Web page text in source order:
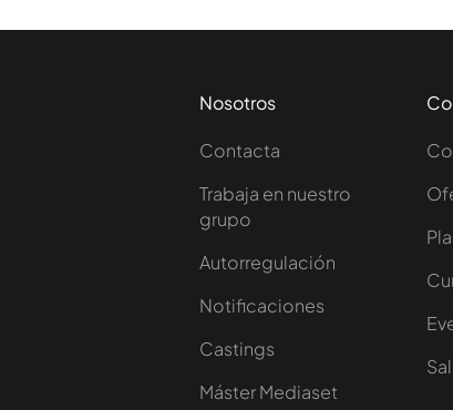
Nosotros
Contacta
Trabaja en nuestro
grupo
Autorregulación
Notificaciones
Castings
Máster Mediaset